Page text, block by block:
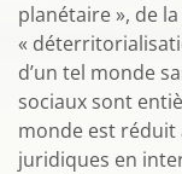
planétaire », de
«
d’un tel monde
sociaux sont
monde est réduit
juridiques en